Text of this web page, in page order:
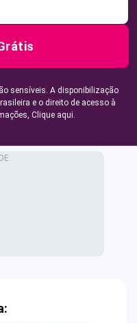
sensíveis. A disponibilização
e o direito de acesso à
Clique aqui.